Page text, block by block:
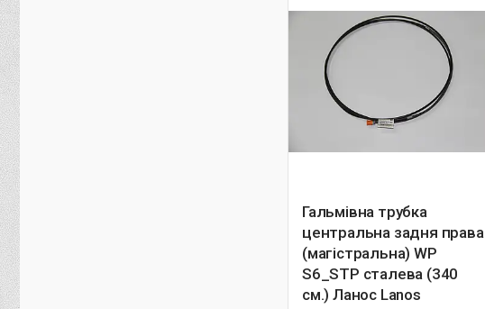
Гальмівна трубка
центральна задня права
(магістральна) WP
S6_STP сталева (340
см.) Ланос Lanos